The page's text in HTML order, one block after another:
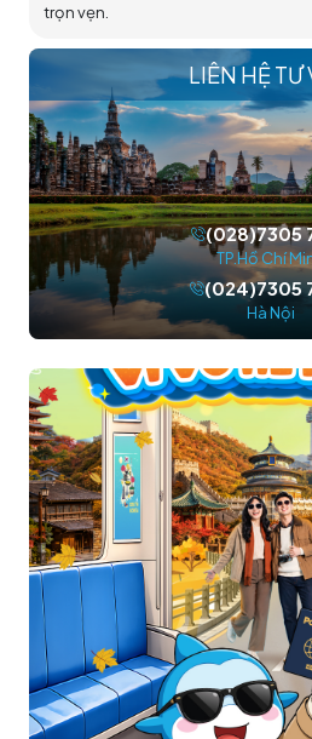
trọn vẹn.
LIÊN HỆ TƯ
(028)7305
TP.Hồ Chí
(024)7305
Hà Nội